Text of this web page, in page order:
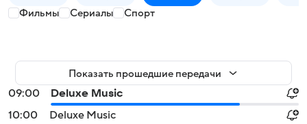
Фильмы Сериалы Спорт
Показать прошедшие передачи
09:00
Deluxe Music
10:00
Deluxe Music